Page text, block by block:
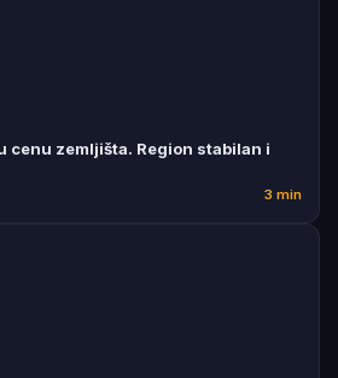
cenu zemljišta. Region stabilan i
3 min